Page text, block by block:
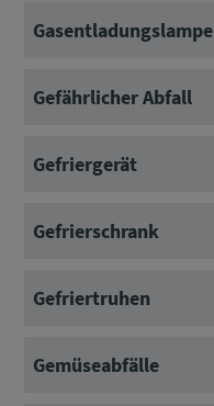
Gasentladungslampe
Gefährlicher Abfall
Gefriergerät
Gefrierschrank
Gefriertruhen
Gemüseabfälle